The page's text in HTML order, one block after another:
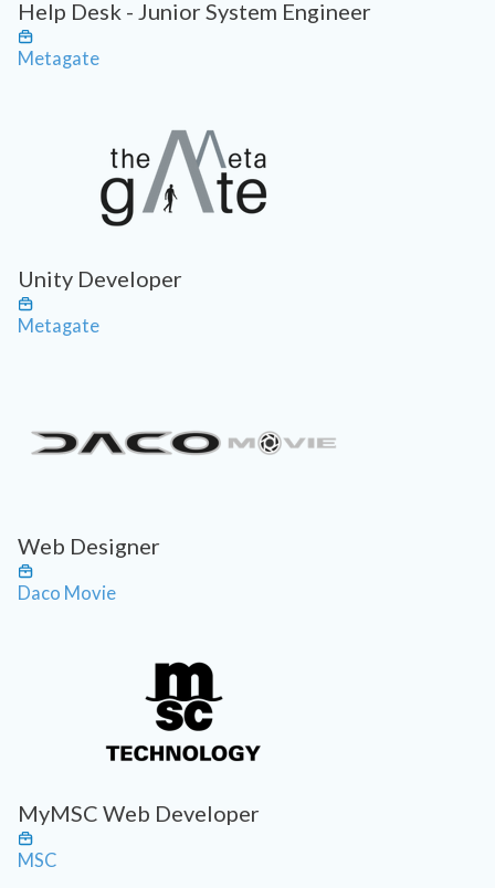
Help Desk - Junior System Engineer
Metagate
Unity Developer
Metagate
Web Designer
Daco Movie
MyMSC Web Developer
MSC